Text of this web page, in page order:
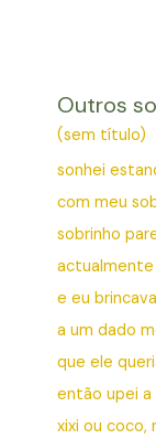
Outros
(sem título)
sonhei
com meu
sobrinho
actualmente
e eu
a um dado
que ele
então upei
xixi ou coco,